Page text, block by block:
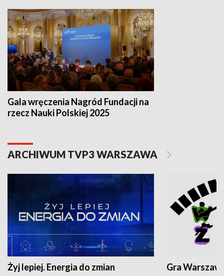
Gala wręczenia Nagród Fundacji na
rzecz Nauki Polskiej 2025
ARCHIWUM TVP3 WARSZAWA
Żyj lepiej. Energia do zmian Gra